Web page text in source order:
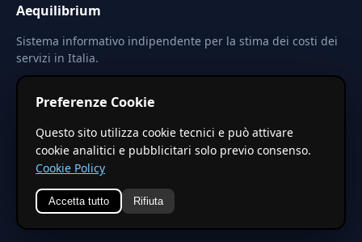
Aequilibrium
Sistema informativo indipendente per la stima dei costi dei
servizi in Italia.
Le stime pubblicate sono calcolate tramite coefficienti
territoriali regionali applicati a valori base nazionali. Non
costituiscono preventivo ufficiale.
© 2026 Aequilibrium — Un progetto di vxd.mobi
Preferenze Cookie
Questo sito utilizza cookie tecnici e può attivare
cookie analitici e pubblicitari solo previo consenso.
Cookie Policy
Accetta tutto Rifiuta